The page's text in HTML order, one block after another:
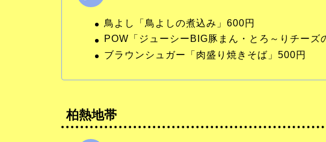
鳥よし「鳥よしの煮込み」600円
POW「ジューシーBIG豚まん・とろ～りチーズ
ブラウンシュガー「肉盛り焼きそば」500円
柏熱地帯